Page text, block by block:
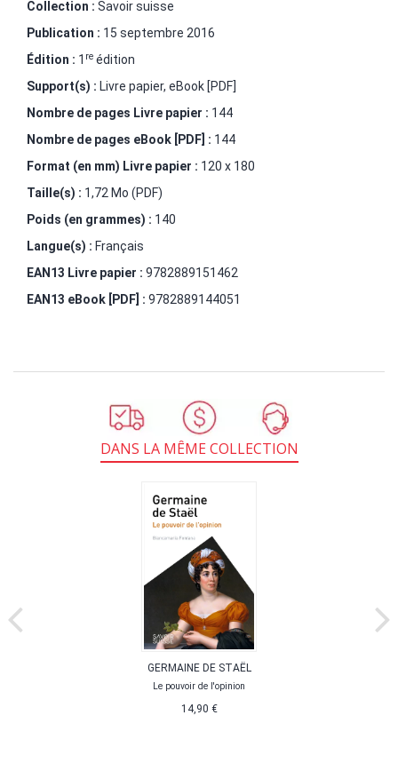
Collection : Savoir suisse
Publication : 15 septembre 2016
Édition : 1 re édition
Support(s) : Livre papier, eBook [PDF]
Nombre de pages Livre papier : 144
Nombre de pages eBook [PDF] : 144
Format (en mm) Livre papier : 120 x 180
Taille(s) : 1,72 Mo (PDF)
Poids (en grammes) : 140
Langue(s) : Français
EAN13 Livre papier : 9782889151462
EAN13 eBook [PDF] : 9782889144051
DANS LA MÊME COLLECTION
GERMAINE DE STAËL
Le pouvoir de l'opinion
14,90 €